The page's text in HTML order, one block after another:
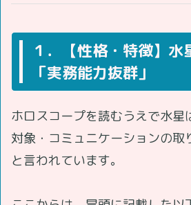
１．【性格・特徴】水
「実務能力抜群」
ホロスコープを読むうえで水星
対象・コミュニケーションの取
と言われています。